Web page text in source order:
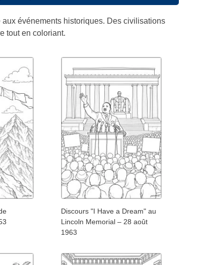
événements historiques. Des civilisations
tout en coloriant.
Discours "I Have a Dream" au
Lincoln Memorial – 28 août
1963